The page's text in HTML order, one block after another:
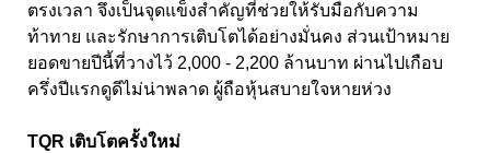
ตรงเวลา จึงเป็นจุดแข็งสำคัญที่ช่วยให้รับมือกับความ
ท้าทาย และรักษาการเติบโตได้อย่างมั่นคง ส่วนเป้าหมาย
ยอดขายปีนี้ที่วางไว้ 2,000 - 2,200 ล้านบาท ผ่านไปเกือบ
ครึ่งปีแรกดูดีไม่น่าพลาด ผู้ถือหุ้นสบายใจหายห่วง
TQR เติบโตครั้งใหม่